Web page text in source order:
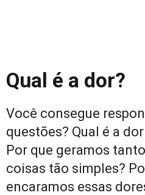
Qual é a dor?
Você consegue
questões? Qual é a
Por que geramos
coisas tão simples?
encaramos essas